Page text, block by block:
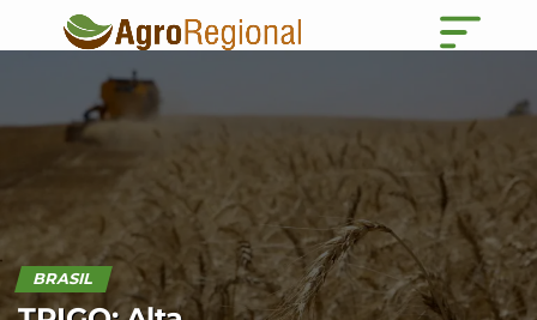
BRASIL